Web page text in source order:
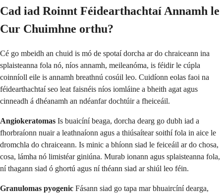
Cad iad Roinnt Féidearthachtaí Annamh le
Cur Chuimhne orthu?
Cé go mbeidh an chuid is mó de spotaí dorcha ar do chraiceann ina
splaisteanna fola nó, níos annamh, meileanóma, is féidir le cúpla
coinníoll eile is annamh breathnú cosúil leo. Cuidíonn eolas faoi na
féidearthachtaí seo leat faisnéis níos iomláine a bheith agat agus
cinneadh á dhéanamh an ndéanfar dochtúir a fheiceáil.
Angiokeratomas Is buaicíní beaga, dorcha dearg go dubh iad a
fhorbraíonn nuair a leathnaíonn agus a thiúsaítear soithí fola in aice le
dromchla do chraiceann. Is minic a bhíonn siad le feiceáil ar do chosa,
cosa, lámha nó limistéar giniúna. Murab ionann agus splaisteanna fola,
ní thagann siad ó ghortú agus ní théann siad ar shiúl leo féin.
Granulomas pyogenic Fásann siad go tapa mar bhuaircíní dearga,